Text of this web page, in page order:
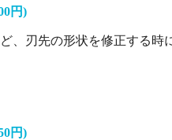
円)
、刃先の形状を修正する時
円)